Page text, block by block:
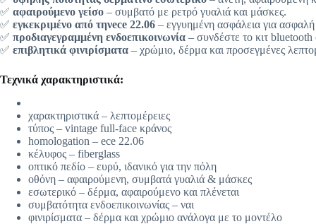
✅ αφαιρούμενο γείσο – συμβατό με ρετρό γυαλιά και μάσκες.
✅ εγκεκριμένο από τηνece 22.06 – εγγυημένη ασφάλεια για
✅ προδιαγεγραμμένη ενδοεπικοινωνία – συνδέστε το κιτ
✅ επιβλητικά φινιρίσματα – χρώμιο, δέρμα και προσεγμένες
Τεχνικά χαρακτηριστικά:
χαρακτηριστικά – λεπτομέρειες
τύπος – vintage full-face κράνος
homologation – ece 22.06
κέλυφος – fiberglass
οπτικό πεδίο – ευρύ, ιδανικό για την πόλη
οθόνη – αφαιρούμενη, συμβατά γυαλιά & μάσκες
εσωτερικό – δέρμα, αφαιρούμενο και πλένεται
συμβατότητα ενδοεπικοινωνίας – ναι
φινιρίσματα – δέρμα και χρώμιο ανάλογα με το μοντέλο